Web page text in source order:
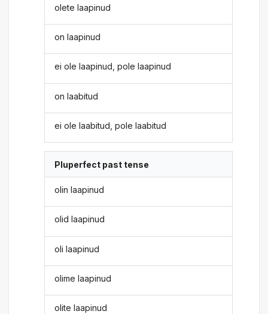
olete laapinud
on laapinud
ei ole laapinud, pole laapinud
on laabitud
ei ole laabitud, pole laabitud
Pluperfect past tense
olin laapinud
olid laapinud
oli laapinud
olime laapinud
olite laapinud